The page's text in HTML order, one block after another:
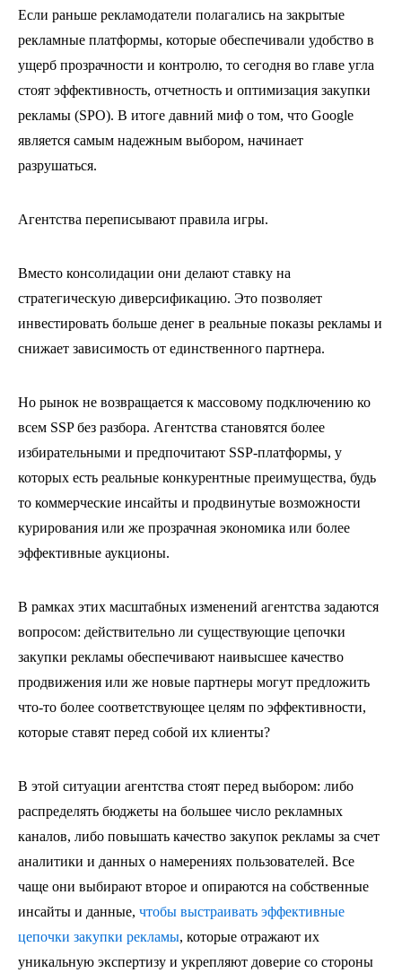
Если раньше рекламодатели полагались на закрытые
рекламные платформы, которые обеспечивали удобство в
ущерб прозрачности и контролю, то сегодня во главе угла
стоят эффективность, отчетность и оптимизация закупки
рекламы (SPO). В итоге давний миф о том, что Google
является самым надежным выбором, начинает
разрушаться.
Агентства переписывают правила игры.
Вместо консолидации они делают ставку на
стратегическую диверсификацию. Это позволяет
инвестировать больше денег в реальные показы рекламы и
снижает зависимость от единственного партнера.
Но рынок не возвращается к массовому подключению ко
всем SSP без разбора. Агентства становятся более
избирательными и предпочитают SSP-платформы, у
которых есть реальные конкурентные преимущества, будь
то коммерческие инсайты и продвинутые возможности
курирования или же прозрачная экономика или более
эффективные аукционы.
В рамках этих масштабных изменений агентства задаются
вопросом: действительно ли существующие цепочки
закупки рекламы обеспечивают наивысшее качество
продвижения или же новые партнеры могут предложить
что-то более соответствующее целям по эффективности,
которые ставят перед собой их клиенты?
В этой ситуации агентства стоят перед выбором: либо
распределять бюджеты на большее число рекламных
каналов, либо повышать качество закупок рекламы за счет
аналитики и данных о намерениях пользователей. Все
чаще они выбирают второе и опираются на собственные
инсайты и данные, чтобы выстраивать эффективные
цепочки закупки рекламы, которые отражают их
уникальную экспертизу и укрепляют доверие со стороны